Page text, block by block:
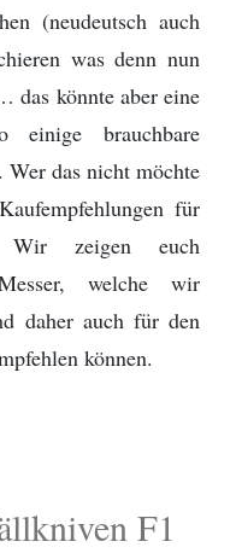
(neudeutsch auch
was denn nun
das könnte aber eine
brauchbare
Wer das nicht möchte
für
Wir zeigen euch
welche wir
daher auch für den
können.
F1